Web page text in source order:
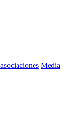
asociaciones Media